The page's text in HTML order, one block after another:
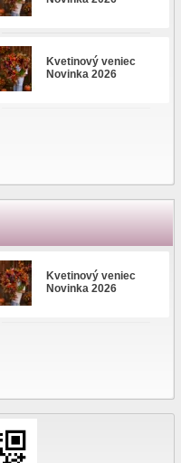
Kvetinový veniec
Novinka 2026
Kvetinový veniec
Novinka 2026